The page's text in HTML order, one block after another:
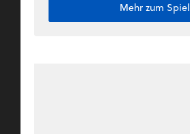
Mehr zum Spiel